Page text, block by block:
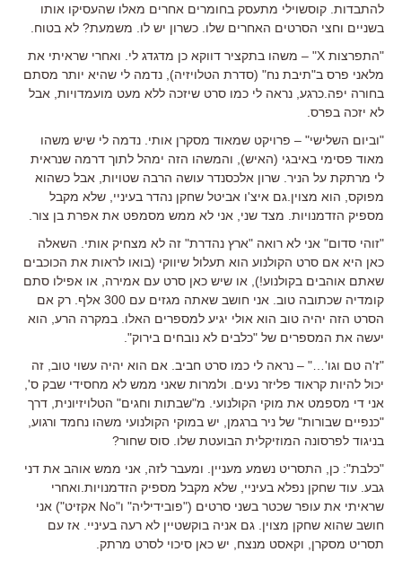
להתבדות. קוסשוילי מתעסק בחומרים אחרים מאלו שהעסיקו אותו
בשניים וחצי הסרטים האחרים שלו. כשרון יש לו. משמעת? לא בטוח.
"התפרצות X" – משהו בתקציר דווקא כן מדגדג לי. ואחרי שראיתי את
מלאני פרס ב"תיבת נח" (סדרת הטלויזיה), נדמה לי שהיא יותר מסתם
בחורה יפה.כרגע, נראה לי כמו סרט שיזכה ללא מעט מועמדויות, אבל
לא יזכה בפרס.
"וביום השלישי" – פרויקט שמאוד מסקרן אותי. נדמה לי שיש משהו
מאוד פסימי באיבגי (האיש), והמשהו הזה ימהל לתוך דרמה שנראית
לי מרתקת על הניר. שרון אלכסנדר עושה הרבה שטויות, אבל כשהוא
מפוקס, הוא מצוין.גם איצ'ו אביטל שחקן נהדר בעיניי, שלא מקבל
מספיק הזדמנויות. מצד שני, אני לא ממש מסמפט את אפרת בן צור.
"זוהי סדום" אני לא רואה "ארץ נהדרת" זה לא מצחיק אותי. השאלה
כאן היא אם סרט הקולנוע הוא תעלול שיווקי (בואו לראות את הכוכבים
שאתם אוהבים בקולנוע!), או שיש כאן סרט עם אמירה, או אפילו סתם
קומדיה שכתובה טוב. אני חושב שאתה מגזים עם 300 אלף. רק אם
הסרט הזה יהיה טוב הוא אולי יגיע למספרים האלו. במקרה הרע, הוא
יעשה את המספרים של "כלבים לא נובחים בירוק".
"ז'ה טם וגו'…" – נראה לי כמו סרט חביב. אם הוא יהיה עשוי טוב, זה
יכול להיות קראוד פליזר נעים. ולמרות שאני ממש לא מחסידי שבק ס',
אני די מספמט את מוקי הקולנועי. מ"שבתות וחגים" הטלויזיונית, דרך
"כנפיים שבורות" של ניר ברגמן, יש במוקי הקולנועי משהו נחמד ורגוע,
בניגוד לפרסונה המוזיקלית הבועטת שלו. סוס שחור?
"כלבת": כן, התסריט נשמע מעניין. ומעבר לזה, אני ממש אוהב את דני
גבע. עוד שחקן נפלא בעיניי, שלא מקבל מספיק הזדמנויות.ואחרי
שראיתי את עופר שכטר בשני סרטים ("פובידיליה" ו"No אקזיט") אני
חושב שהוא שחקן מצוין. גם אניה בוקשטיין לא רעה בעיניי. אז עם
תסריט מסקרן, וקאסט מנצח, יש כאן סיכוי לסרט מרתק.